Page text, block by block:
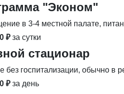
"Эконом"
в 3-4 местной палате,
₽ за сутки
стационар
без госпитализации, обычно в
₽ за день